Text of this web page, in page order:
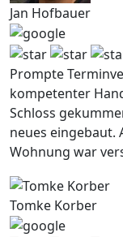
Jan Hofbauer
Prompte
kompetenter
Schloss
neues eingebaut.
Wohnung war
Tomke Korber